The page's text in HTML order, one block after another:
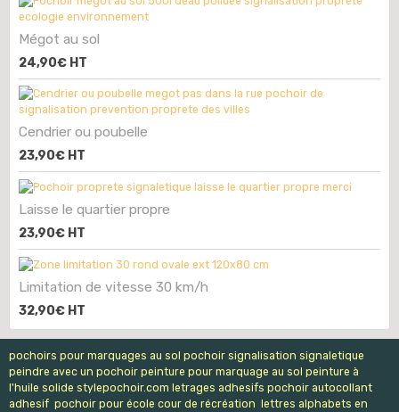
Mégot au sol
24,90€ HT
Cendrier ou poubelle
23,90€ HT
Laisse le quartier propre
23,90€ HT
Limitation de vitesse 30 km/h
32,90€ HT
pochoirs pour marquages au sol pochoir signalisation signaletique
peindre avec un pochoir peinture pour marquage au sol peinture à
l'huile solide stylepochoir.com letrages adhesifs pochoir autocollant
adhesif pochoir pour école cour de récréation lettres alphabets en